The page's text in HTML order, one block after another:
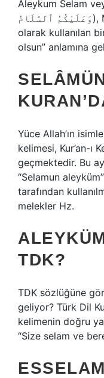
Aleykum Selam
وَعَلَيْكُمُ ٱلسَّلَامُ), Müslümanlar arasında yaygın
olarak kullanılan
olsun” anlamına
Yüce Allah’ın
kelimesi, Kur’an-ı
geçmektedir. Bu
“Selamun
tarafından
melekler Hz.
TDK?
TDK sözlüğüne
geliyor? Türk Dil
kelimenin doğru
“Size selam ve